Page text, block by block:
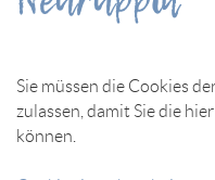
Sie müssen die Cookies
zulassen, damit Sie die
können.